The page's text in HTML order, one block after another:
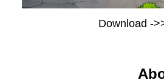
Download -